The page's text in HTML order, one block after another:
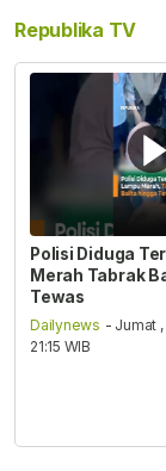
Republika TV
Polisi Diduga
Merah Tabrak
Tewas
Dailynews - Jumat
21:15 WIB